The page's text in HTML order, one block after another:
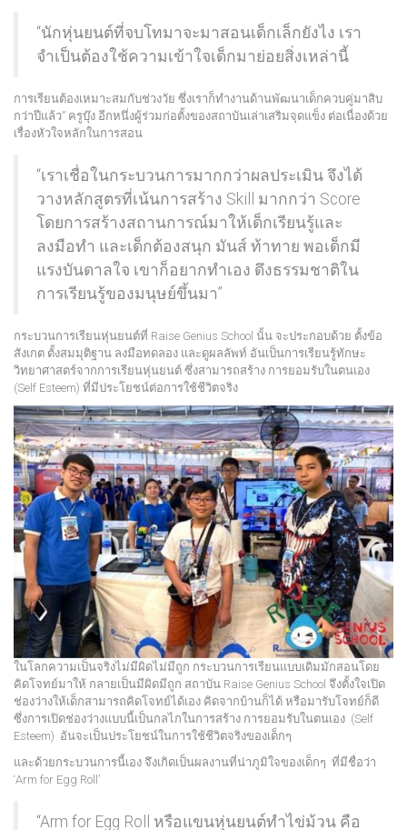
“นักหุ่นยนต์ที่จบโทมาจะมาสอนเด็กเล็กยังไง เรา
จำเป็นต้องใช้ความเข้าใจเด็กมาย่อยสิ่งเหล่านี้
การเรียนต้องเหมาะสมกับช่วงวัย ซึ่งเราก็ทำงานด้านพัฒนาเด็กควบคู่มาสิบ
กว่าปีแล้ว” ครูบุ๊ง อีกหนึ่งผู้ร่วมก่อตั้งของสถาบันเล่าเสริมจุดแข็ง ต่อเนื่องด้วย
เรื่องหัวใจหลักในการสอน
“เราเชื่อในกระบวนการมากกว่าผลประเมิน จึงได้
วางหลักสูตรที่เน้นการสร้าง Skill มากกว่า Score
โดยการสร้างสถานการณ์มาให้เด็กเรียนรู้และ
ลงมือทำ และเด็กต้องสนุก มันส์ ท้าทาย พอเด็กมี
แรงบันดาลใจ เขาก็อยากทำเอง ดึงธรรมชาติใน
การเรียนรู้ของมนุษย์ขึ้นมา”
กระบวนการเรียนหุ่นยนต์ที่ Raise Genius School นั้น จะประกอบด้วย ตั้งข้อ
สังเกต ตั้งสมมุติฐาน ลงมือทดลอง และดูผลลัพท์ อันเป็นการเรียนรู้ทักษะ
วิทยาศาสตร์จากการเรียนหุ่นยนต์ ซึ่งสามารถสร้าง การยอมรับในตนเอง
(Self Esteem) ที่มีประโยชน์ต่อการใช้ชีวิตจริง
ในโลกความเป็นจริงไม่มีผิดไม่มีถูก กระบวนการเรียนแบบเดิมมักสอนโดย
คิดโจทย์มาให้ กลายเป็นมีผิดมีถูก สถาบัน Raise Genius School จึงตั้งใจเปิด
ช่องว่างให้เด็กสามารถคิดโจทย์ได้เอง คิดจากบ้านก็ได้ หรือมารับโจทย์ก็ดี
ซึ่งการเปิดช่องว่างแบบนี้เป็นกลไกในการสร้าง การยอมรับในตนเอง (Self
Esteem) อันจะเป็นประโยชน์ในการใช้ชีวิตจริงของเด็กๆ
และด้วยกระบวนการนี้เอง จึงเกิดเป็นผลงานที่น่าภูมิใจของเด็กๆ ที่มีชื่อว่า
‘Arm for Egg Roll’
“Arm for Egg Roll หรือแขนหุ่นยนต์ทำไข่ม้วน คือ